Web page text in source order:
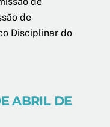
de
Disciplinar do
ABRIL DE